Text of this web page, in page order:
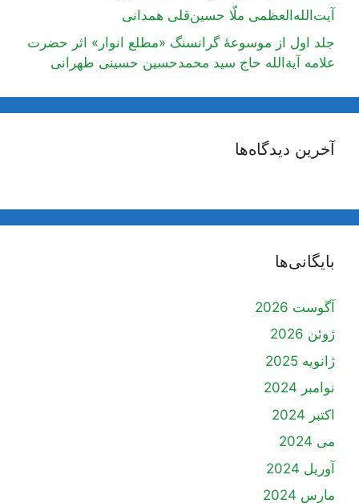
آیت‌الله‌العظمی ملّا حسین‌قلی همدانی
جلد اول از موسوعۀ گرانسنگ «مطلع انوار» اثر حضرت
علامه آیة‌الله حاج سید محمدحسین حسینی طهرانی
آخرین دیدگاه‌ها
بایگانی‌ها
آگوست 2026
ژوئن 2026
ژانویه 2025
نوامبر 2024
اکتبر 2024
می 2024
آوریل 2024
مارس 2024